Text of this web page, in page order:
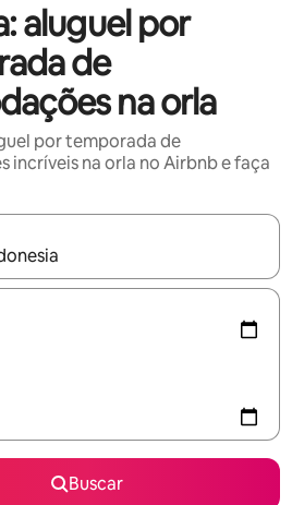
aluguel por
de
na orla
por temporada de
incríveis na orla no Airbnb e faça
estiverem disponíveis,
Buscar